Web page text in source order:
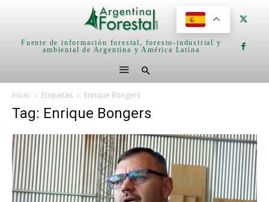
Fuente de información forestal, foresto-industrial y
ambiental de Argentina y América Latina
Inicio Etiquetas Enrique Bongers
Tag: Enrique Bongers